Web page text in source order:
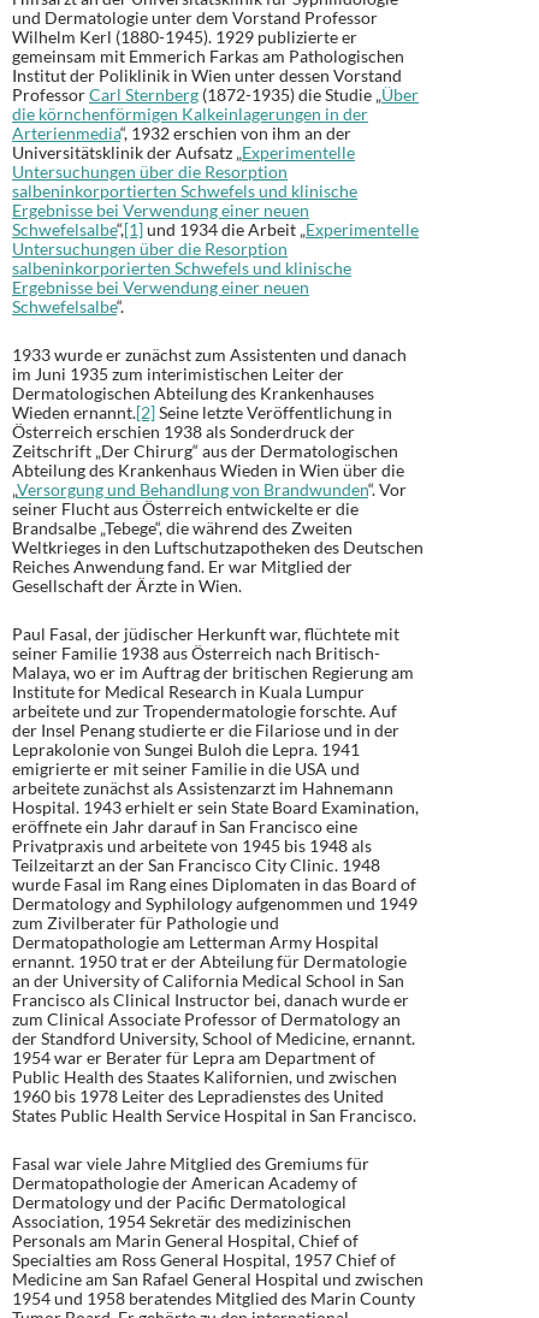
und Dermatologie unter dem Vorstand Professor
Wilhelm Kerl (1880-1945). 1929 publizierte er
gemeinsam mit Emmerich Farkas am Pathologischen
Institut der Poliklinik in Wien unter dessen Vorstand
ProfessorCarl Sternberg (1872-1935) die Studie „Über
die körnchenförmigen Kalkeinlagerungen in der
Arterienmedia“, 1932 erschien von ihm an der
Universitätsklinik der Aufsatz „Experimentelle
Untersuchungen über die Resorption
salbeninkorportierten Schwefels und klinische
Ergebnisse bei Verwendung einer neuen
Schwefelsalbe“,[1]und 1934 die Arbeit „Experimentelle
Untersuchungen über die Resorption
salbeninkorporierten Schwefels und klinische
Ergebnisse bei Verwendung einer neuen
Schwefelsalbe“.
1933 wurde er zunächst zum Assistenten und danach
im Juni 1935 zum interimistischen Leiter der
Dermatologischen Abteilung des Krankenhauses
Wieden ernannt.[2]Seine letzte Veröffentlichung in
Österreich erschien 1938 als Sonderdruck der
Zeitschrift „Der Chirurg“ aus der Dermatologischen
Abteilung des Krankenhaus Wieden in Wien über die
„Versorgung und Behandlung von Brandwunden“. Vor
seiner Flucht aus Österreich entwickelte er die
Brandsalbe „Tebege“, die während des Zweiten
Weltkrieges in den Luftschutzapotheken des Deutschen
Reiches Anwendung fand. Er war Mitglied der
Gesellschaft der Ärzte in Wien.
Paul Fasal, der jüdischer Herkunft war, flüchtete mit
seiner Familie 1938 aus Österreich nach Britisch-
Malaya, wo er im Auftrag der britischen Regierung am
Institute for Medical Research in Kuala Lumpur
arbeitete und zur Tropendermatologie forschte. Auf
der Insel Penang studierte er die Filariose und in der
Leprakolonie von Sungei Buloh die Lepra. 1941
emigrierte er mit seiner Familie in die USA und
arbeitete zunächst als Assistenzarzt im Hahnemann
Hospital. 1943 erhielt er sein State Board Examination,
eröffnete ein Jahr darauf in San Francisco eine
Privatpraxis und arbeitete von 1945 bis 1948 als
Teilzeitarzt an der San Francisco City Clinic. 1948
wurde Fasal im Rang eines Diplomaten in das Board of
Dermatology and Syphilology aufgenommen und 1949
zum Zivilberater für Pathologie und
Dermatopathologie am Letterman Army Hospital
ernannt. 1950 trat er der Abteilung für Dermatologie
an der University of California Medical School in San
Francisco als Clinical Instructor bei, danach wurde er
zum Clinical Associate Professor of Dermatology an
der Standford University, School of Medicine, ernannt.
1954 war er Berater für Lepra am Department of
Public Health des Staates Kalifornien, und zwischen
1960 bis 1978 Leiter des Lepradienstes des United
States Public Health Service Hospital in San Francisco.
Fasal war viele Jahre Mitglied des Gremiums für
Dermatopathologie der American Academy of
Dermatology und der Pacific Dermatological
Association, 1954 Sekretär des medizinischen
Personals am Marin General Hospital, Chief of
Specialties am Ross General Hospital, 1957 Chief of
Medicine am San Rafael General Hospital und zwischen
1954 und 1958 beratendes Mitglied des Marin County